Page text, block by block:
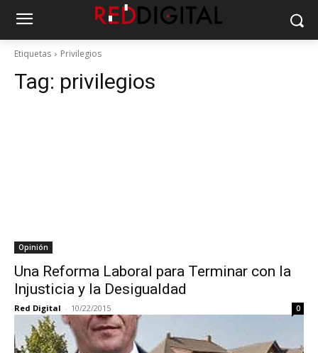
Etiquetas Privilegios
Tag: privilegios
Opinión
Una Reforma Laboral para Terminar con la
Injusticia y la Desigualdad
Red Digital - 10/22/2015 0